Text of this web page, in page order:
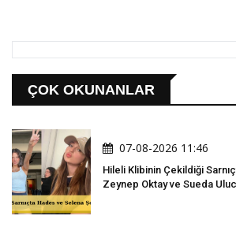
ÇOK OKUNANLAR
07-08-2026 11:46
Hileli Klibinin Çekildiği
Zeynep Oktay ve Sueda